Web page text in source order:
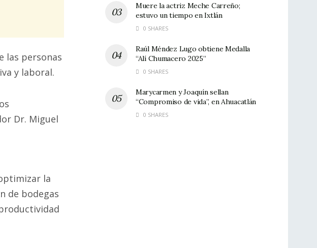
las personas
y laboral.
Dr. Miguel
la
de bodegas
Muere la actriz Meche Carreño;
estuvo un tiempo en Ixtlán
0 SHARES
Raúl Méndez Lugo obtiene Medalla
“Alí Chumacero 2025”
0 SHARES
Marycarmen y Joaquín sellan
“Compromiso de vida”, en Ahuacatlán
0 SHARES